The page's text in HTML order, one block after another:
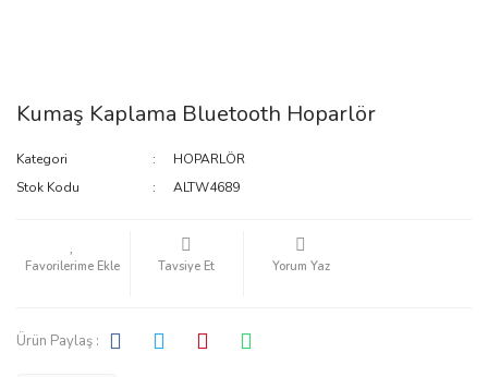
Kumaş Kaplama Bluetooth Hoparlör
Kategori
HOPARLÖR
Stok Kodu
ALTW4689
Tavsiye Et Yorum Yaz
Ürün Paylaş :